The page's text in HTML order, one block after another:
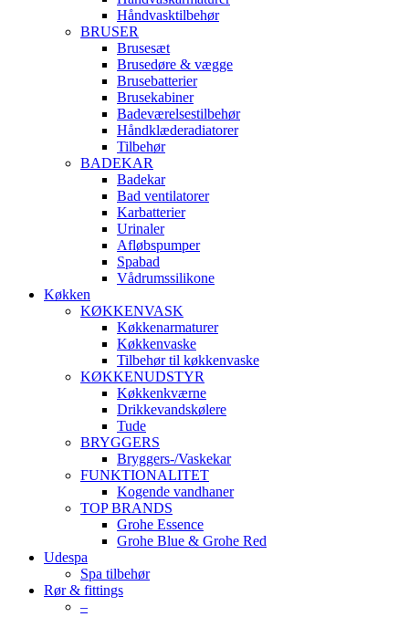
Håndvasktilbehør
BRUSER
Brusesæt
Brusedøre & vægge
Brusebatterier
Brusekabiner
Badeværelsestilbehør
Håndklæderadiatorer
Tilbehør
BADEKAR
Badekar
Bad ventilatorer
Karbatterier
Urinaler
Afløbspumper
Spabad
Vådrumssilikone
Køkken
KØKKENVASK
Køkkenarmaturer
Køkkenvaske
Tilbehør til køkkenvaske
KØKKENUDSTYR
Køkkenkværne
Drikkevandskølere
Tude
BRYGGERS
Bryggers-/Vaskekar
FUNKTIONALITET
Kogende vandhaner
TOP BRANDS
Grohe Essence
Grohe Blue & Grohe Red
Udespa
Spa tilbehør
Rør & fittings
–